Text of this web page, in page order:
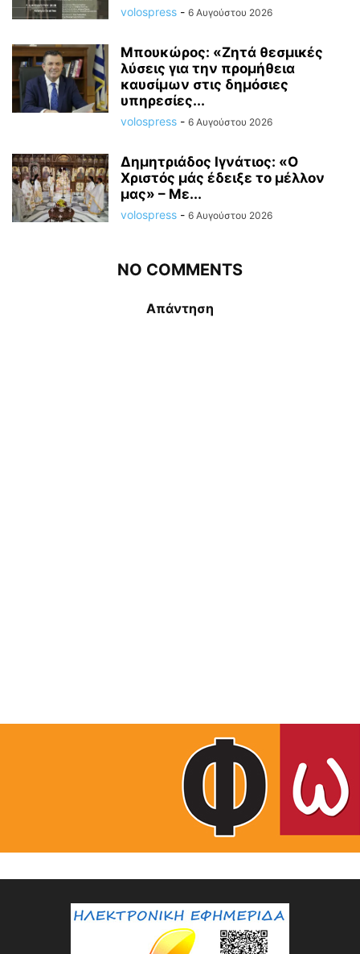
volospress - 6 Αυγούστου 2026
Μπουκώρος: «Ζητά θεσμικές
λύσεις για την προμήθεια
καυσίμων στις δημόσιες
υπηρεσίες...
volospress - 6 Αυγούστου 2026
Δημητριάδος Ιγνάτιος: «Ο
Χριστός μάς έδειξε το μέλλον
μας» – Με...
volospress - 6 Αυγούστου 2026
NO COMMENTS
Απάντηση